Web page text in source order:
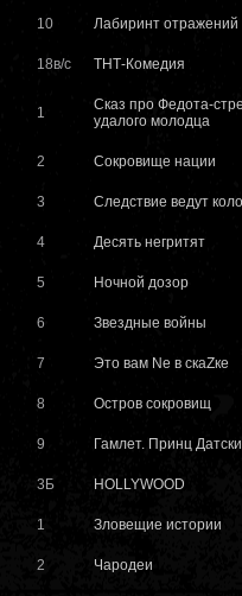
10 Лабиринт отражений
18в/с ТНТ-Комедия
1
Сказ про Федота-
удалого молодца
2 Сокровище нации
3 Следствие ведут
4 Десять негритят
5 Ночной дозор
6 Звездные войны
7 Это вам Nе в скаZке
8 Остров сокровищ
9 Гамлет. Принц
3Б HOLLYWOOD
1 Зловещие истории
2 Чародеи